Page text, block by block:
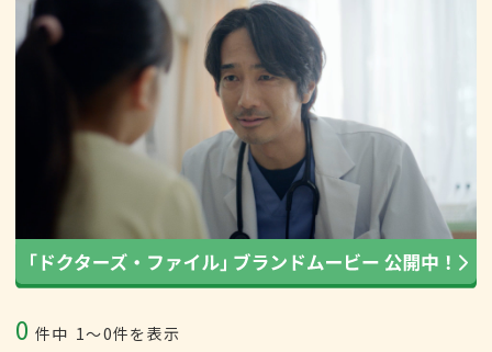
0 件中 1〜0件を表示